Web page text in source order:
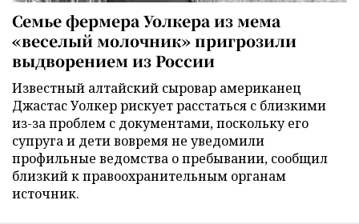
Семье фермера Уолкера из мема
«веселый молочник» пригрозили
выдворением из России
Известный алтайский сыровар американец
Джастас Уолкер рискует расстаться с близкими
из-за проблем с документами, поскольку его
супруга и дети вовремя не уведомили
профильные ведомства о пребывании, сообщил
близкий к правоохранительным органам
источник.